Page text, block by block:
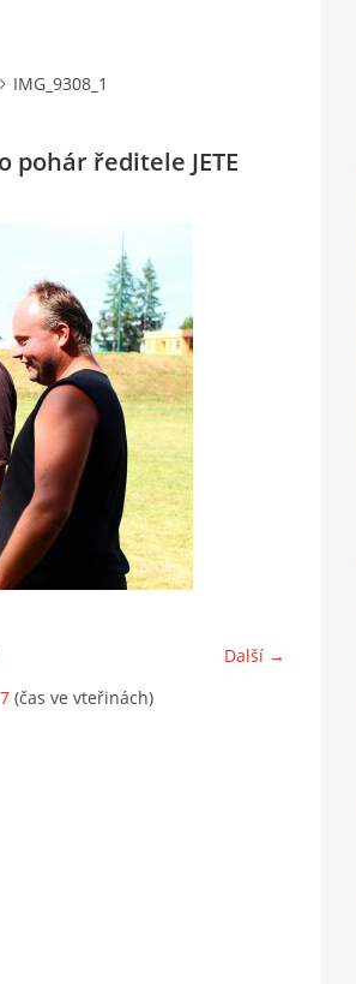
IMG_9308_1
ředitele JETE
Další →
7 (čas ve vteřinách)